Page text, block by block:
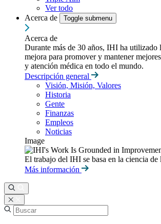
Ver todo
Acerca de
Toggle submenu
Acerca de
Durante más de 30 años, IHI ha utilizado
mejora para promover y mantener
y atención médica en todo el mundo.
Descripción general
Visión, Misión, Valores
Historia
Gente
Finanzas
Empleos
Noticias
Image
El trabajo del IHI se basa en la ciencia de
Más información